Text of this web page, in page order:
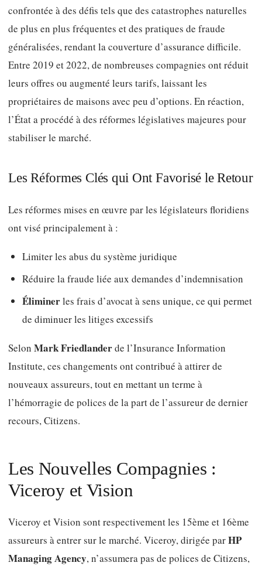
confrontée à des défis tels que des catastrophes naturelles
de plus en plus fréquentes et des pratiques de fraude
généralisées, rendant la couverture d’assurance difficile.
Entre 2019 et 2022, de nombreuses compagnies ont réduit
leurs offres ou augmenté leurs tarifs, laissant les
propriétaires de maisons avec peu d’options. En réaction,
l’État a procédé à des réformes législatives majeures pour
stabiliser le marché.
Les Réformes Clés qui Ont Favorisé le Retour
Les réformes mises en œuvre par les législateurs floridiens
ont visé principalement à :
Limiter les abus du système juridique
Réduire la fraude liée aux demandes d’indemnisation
Éliminerles frais d’avocat à sens unique, ce qui permet
de diminuer les litiges excessifs
Selon Mark Friedlanderde l’Insurance Information
Institute, ces changements ont contribué à attirer de
nouveaux assureurs, tout en mettant un terme à
l’hémorragie de polices de la part de l’assureur de dernier
recours, Citizens.
Les Nouvelles Compagnies :
Viceroy et Vision
Viceroy et Vision sont respectivement les 15ème et 16ème
assureurs à entrer sur le marché. Viceroy, dirigée parHP
Managing Agency, n’assumera pas de polices de Citizens,